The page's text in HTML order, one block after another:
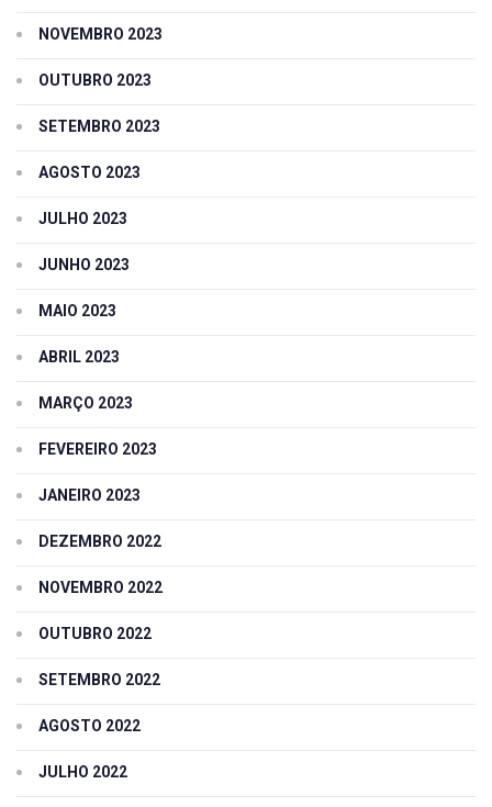
NOVEMBRO 2023
OUTUBRO 2023
SETEMBRO 2023
AGOSTO 2023
JULHO 2023
JUNHO 2023
MAIO 2023
ABRIL 2023
MARÇO 2023
FEVEREIRO 2023
JANEIRO 2023
DEZEMBRO 2022
NOVEMBRO 2022
OUTUBRO 2022
SETEMBRO 2022
AGOSTO 2022
JULHO 2022